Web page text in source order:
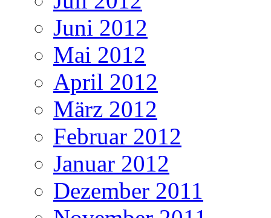
Juni 2012
Mai 2012
April 2012
März 2012
Februar 2012
Januar 2012
Dezember 2011